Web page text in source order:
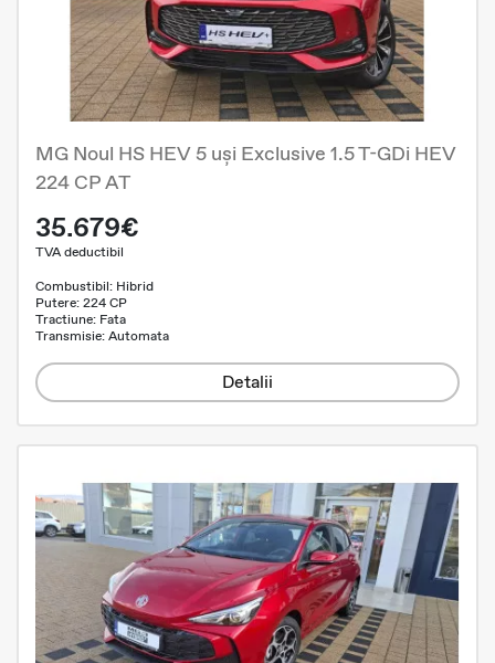
MG Noul HS HEV 5 uși Exclusive 1.5 T-GDi HEV
224 CP AT
35.679€
TVA deductibil
Combustibil: Hibrid
Putere: 224 CP
Tractiune: Fata
Transmisie: Automata
Detalii